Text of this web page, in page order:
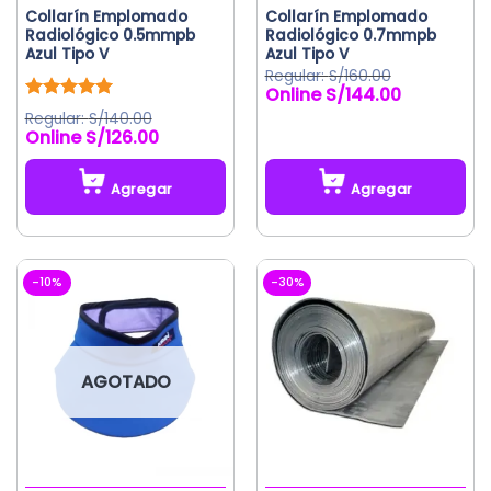
Collarín Emplomado
Radiológico 0.5mmpb
Azul Tipo V
Valorado
con5.00
de 5
S/140.00
El
precio
S/140.00.
S/126.00El
precio
es:
S/126.00.
Agregar
Collarín Emplomado
Radiológico 0.7mmpb
Azul Tipo V
S/160.00
El
S/160.00.
S/144.00El
S/144.00.
Agregar
-10%
AGOTADO
-30%